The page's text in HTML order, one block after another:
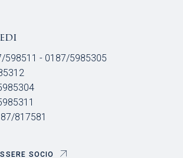
598511 - 0187/5985305
817581
SOCIO